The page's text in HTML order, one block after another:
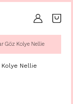
Göz Kolye Nellie